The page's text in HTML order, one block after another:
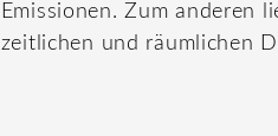
Emissionen. Zum anderen
zeitlichen und räumlichen